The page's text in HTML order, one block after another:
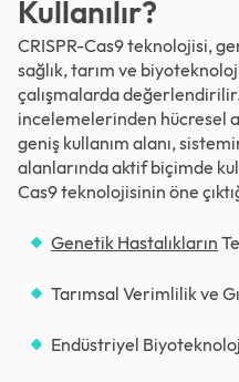
Kullanılır?
CRISPR-Cas9 teknolojisi,
sağlık, tarım ve
çalışmalarda
incelemelerinden hücresel
geniş kullanım alanı,
alanlarında aktif biçimde
Cas9 teknolojisinin öne
Genetik Hastalıkların
Tarımsal Verimlilik ve
Endüstriyel